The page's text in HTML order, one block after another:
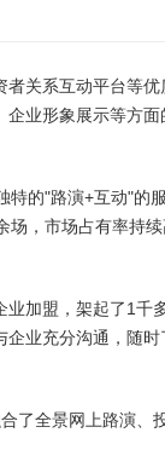
关系互动平台等
业形象展示等方面
的"路演+互动"的
，市场占有率持
加盟，架起了1千
业充分沟通，随
了全景网上路演、